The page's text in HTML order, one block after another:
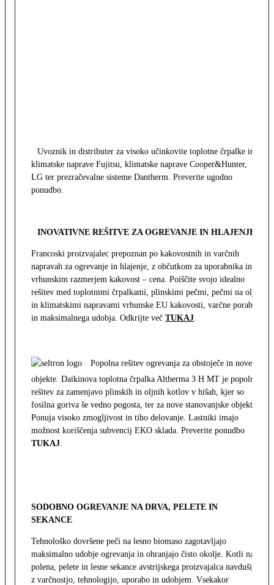
Uvoznik in distributer za visoko učinkovite toplotne črpalke in
klimatske naprave Fujitsu, klimatske naprave Cooper&Hunter,
LG ter prezračevalne sisteme Dantherm. Preverite ugodno
ponudbo.
INOVATIVNE REŠITVE ZA OGREVANJE IN HLAJENJE
Francoski proizvajalec prepoznan po kakovostnih in varčnih
napravah za ogrevanje in hlajenje, z občutkom za uporabnika in z
vrhunskim razmerjem kakovost – cena. Poiščite svojo idealno
rešitev med toplotnimi črpalkami, plinskimi pečmi, pečmi na olje
in klimatskimi napravami vrhunske EU kakovosti, varčne porabe
in maksimalnega udobja. Odkrijte več TUKAJ
Popolna rešitev ogrevanja za obstoječe in nove
objekte. Daikinova toplotna črpalka Altherma 3 H MT je popolna
rešitev za zamenjavo plinskih in oljnih kotlov v hišah, kjer so
fosilna goriva še vedno pogosta, ter za nove stanovanjske objekte.
Ponuja visoko zmogljivost in tiho delovanje. Lastniki imajo
možnost koriščenja subvencij EKO sklada. Preverite ponudbo
TUKAJ
SODOBNO OGREVANJE NA DRVA, PELETE IN
SEKANCE
Tehnološko dovršene peči na lesno biomaso zagotavljajo
maksimalno udobje ogrevanja in ohranjajo čisto okolje. Kotli na
polena, pelete in lesne sekance avstrijskega proizvajalca navdušijo
z varčnostjo, tehnologijo, uporabo in udobjem. Vsekakor